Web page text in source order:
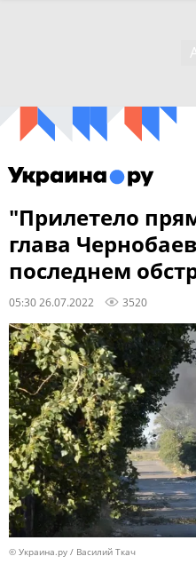
"Прилетело
глава
последнем
05:30 26.07.2022 3520
© Украина.ру / Василий Ткач